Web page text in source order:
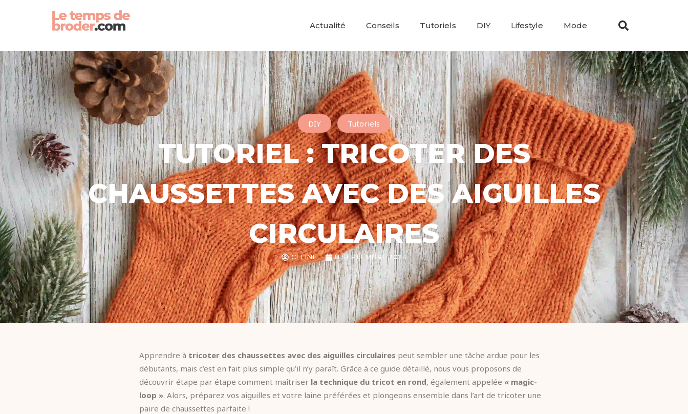
Actualité Conseils Tutoriels DIY Lifestyle Mode
DIY , Tutoriels
TUTORIEL : TRICOTER DES
CHAUSSETTES AVEC DES AIGUILLES
CIRCULAIRES
CELINE 8 SEPTEMBRE 2024
Apprendre à tricoter des chaussettes avec des aiguilles circulaires peut sembler une tâche ardue pour les
débutants, mais c’est en fait plus simple qu’il n’y paraît. Grâce à ce guide détaillé, nous vous proposons de
découvrir étape par étape comment maîtriser la technique du tricot en rond, également appelée « magic-
loop ». Alors, préparez vos aiguilles et votre laine préférées et plongeons ensemble dans l’art de tricoter une
paire de chaussettes parfaite !